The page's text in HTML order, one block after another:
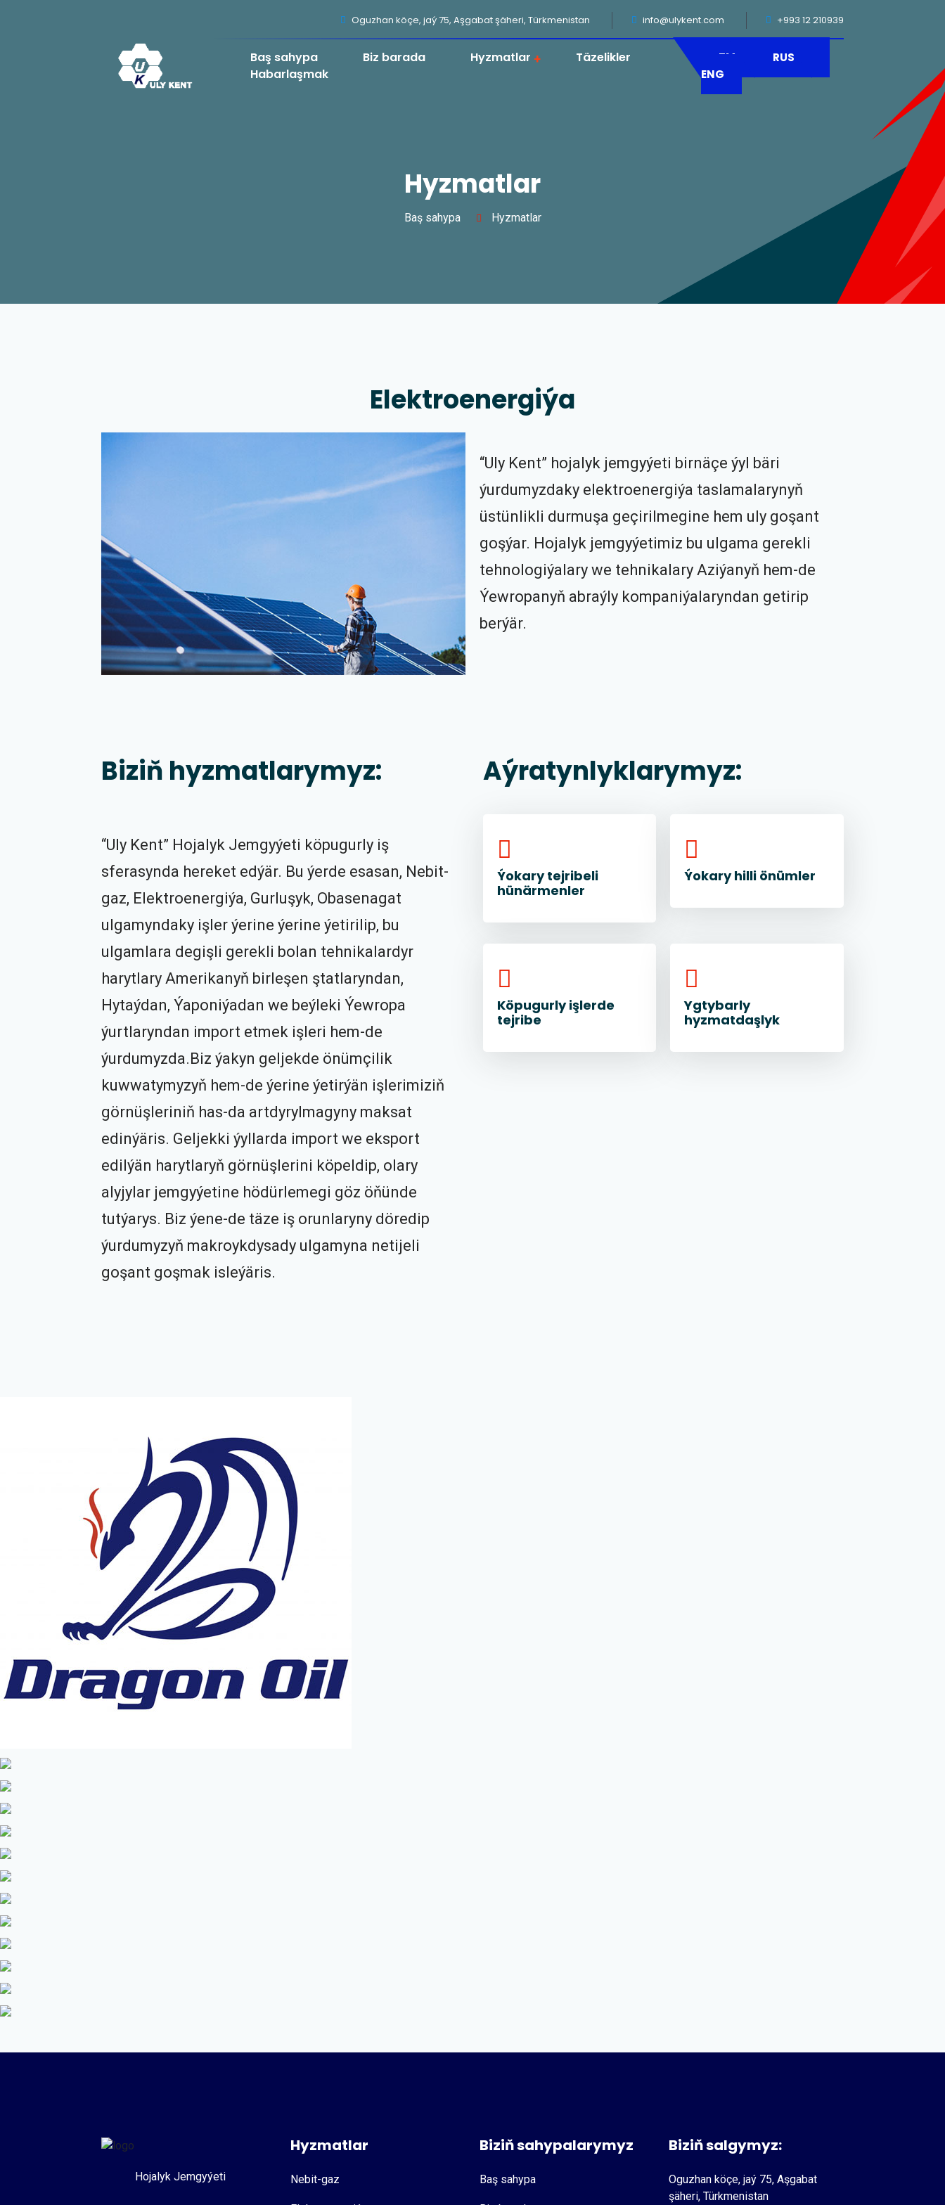
Oguzhan köçe, jaý 75, Aşgabat şäheri, Türkmenistan info@ulykent.com +993 12 210939
Baş sahypa Biz barada Hyzmatlar
Täzelikler
Habarlaşmak
TM
RUS
ENG
Hyzmatlar
Baş sahypa Hyzmatlar
Elektroenergiýa
“Uly Kent” hojalyk jemgyýeti birnäçe ýyl bäri
ýurdumyzdaky elektroenergiýa taslamalarynyň
üstünlikli durmuşa geçirilmegine hem uly goşant
goşýar. Hojalyk jemgyýetimiz bu ulgama gerekli
tehnologiýalary we tehnikalary Aziýanyň hem-de
Ýewropanyň abraýly kompaniýalaryndan getirip
berýär.
Biziň hyzmatlarymyz:
“Uly Kent” Hojalyk Jemgyýeti köpugurly iş
sferasynda hereket edýär. Bu ýerde esasan, Nebit-
gaz, Elektroenergiýa, Gurluşyk, Obasenagat
ulgamyndaky işler ýerine ýerine ýetirilip, bu
ulgamlara degişli gerekli bolan tehnikalardyr
harytlary Amerikanyň birleşen ştatlaryndan,
Hytaýdan, Ýaponiýadan we beýleki Ýewropa
ýurtlaryndan import etmek işleri hem-de
ýurdumyzda.Biz ýakyn geljekde önümçilik
kuwwatymyzyň hem-de ýerine ýetirýän işlerimiziň
görnüşleriniň has-da artdyrylmagyny maksat
edinýäris. Geljekki ýyllarda import we eksport
edilýän harytlaryň görnüşlerini köpeldip, olary
alyjylar jemgyýetine hödürlemegi göz öňünde
tutýarys. Biz ýene-de täze iş orunlaryny döredip
ýurdumyzyň makroykdysady ulgamyna netijeli
goşant goşmak isleýäris.
Aýratynlyklarymyz:
Ýokary tejribeli
hünärmenler
Ýokary hilli önümler
Köpugurly işlerde
tejribe
Ygtybarly
hyzmatdaşlyk
Hojalyk Jemgyýeti
Hyzmatlar
Nebit-gaz
Biziň sahypalarymyz
Baş sahypa
Biziň salgymyz:
Oguzhan köçe, jaý 75, Aşgabat
şäheri, Türkmenistan